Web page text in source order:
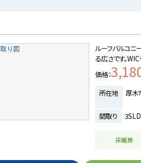
ルーフバルコニ
る広さです。
価格
所在地
厚木
間取り
床暖房